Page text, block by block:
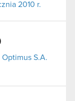
2010 r.
Optimus S.A.